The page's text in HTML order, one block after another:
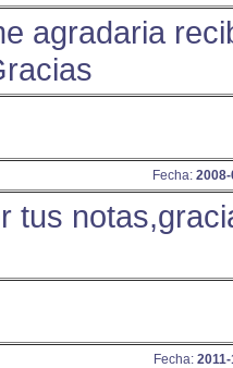
agradaria
Fecha:
tus
Fecha: